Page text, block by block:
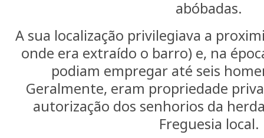
abóbadas.
A sua localização privilegiava a
onde era extraído o barro) e, na
podiam empregar até seis
Geralmente, eram propriedade
autorização dos senhorios da
Freguesia local.